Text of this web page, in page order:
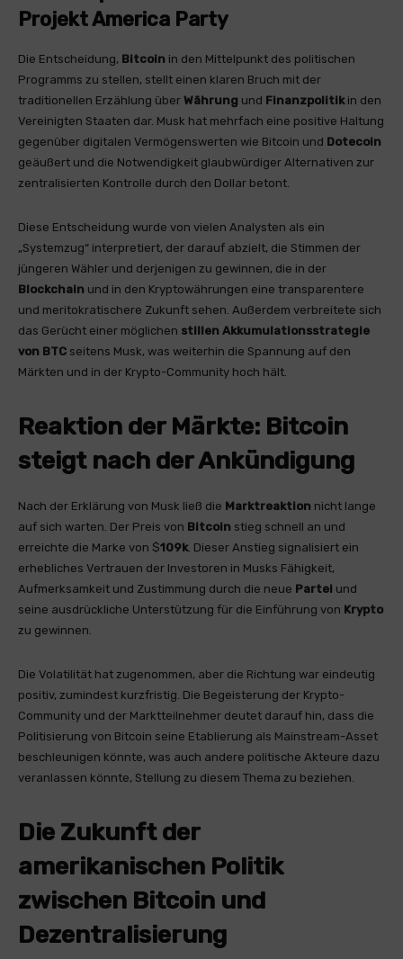
Projekt America Party
Die Entscheidung, Bitcoin in den Mittelpunkt des politischen
Programms zu stellen, stellt einen klaren Bruch mit der
traditionellen Erzählung über Währung und Finanzpolitikin den
Vereinigten Staaten dar. Musk hat mehrfach eine positive Haltung
gegenüber digitalen Vermögenswerten wie Bitcoin und Dotecoin
geäußert und die Notwendigkeit glaubwürdiger Alternativen zur
zentralisierten Kontrolle durch den Dollar betont.
Diese Entscheidung wurde von vielen Analysten als ein
„Systemzug“ interpretiert, der darauf abzielt, die Stimmen der
jüngeren Wähler und derjenigen zu gewinnen, die in der
Blockchain und in den Kryptowährungen eine transparentere
und meritokratischere Zukunft sehen. Außerdem verbreitete sich
das Gerücht einer möglichen stillen Akkumulationsstrategie
von BTC seitens Musk, was weiterhin die Spannung auf den
Märkten und in der Krypto-Community hoch hält.
Reaktion der Märkte: Bitcoin
steigt nach der Ankündigung
Nach der Erklärung von Musk ließ die Marktreaktion nicht lange
auf sich warten. Der Preis von Bitcoin stieg schnell an und
erreichte die Marke von $109k. Dieser Anstieg signalisiert ein
erhebliches Vertrauen der Investoren in Musks Fähigkeit,
Aufmerksamkeit und Zustimmung durch die neue Partei und
seine ausdrückliche Unterstützung für die Einführung von Krypto
zu gewinnen.
Die Volatilität hat zugenommen, aber die Richtung war eindeutig
positiv, zumindest kurzfristig. Die Begeisterung der Krypto-
Community und der Marktteilnehmer deutet darauf hin, dass die
Politisierung von Bitcoin seine Etablierung als Mainstream-Asset
beschleunigen könnte, was auch andere politische Akteure dazu
veranlassen könnte, Stellung zu diesem Thema zu beziehen.
Die Zukunft der
amerikanischen Politik
zwischen Bitcoin und
Dezentralisierung